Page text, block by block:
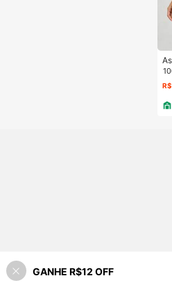
R$
ADICIONAR
GANHE R$12 OFF